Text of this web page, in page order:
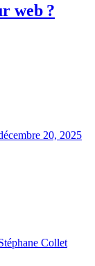
web ?
20, 2025
Collet